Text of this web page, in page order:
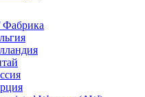
Фабрика